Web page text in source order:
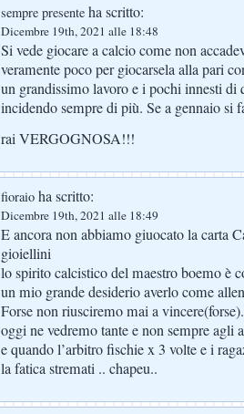
sempre presente ha scritto:
Dicembre 19th, 2021 alle 18:48
Si vede giocare a calcio come non
veramente poco per giocarsela alla pari
un grandissimo lavoro e i pochi innesti di
incidendo sempre di più. Se a gennaio si
rai VERGOGNOSA!!!
fioraio ha scritto:
Dicembre 19th, 2021 alle 18:49
E ancora non abbiamo giuocato la carta
gioiellini
lo spirito calcistico del maestro boemo è
un mio grande desiderio averlo come
Forse non riusciremo mai a
oggi ne vedremo tante e non sempre agli
e quando l’arbitro fischie x 3 volte e i
la fatica stremati .. chapeu..